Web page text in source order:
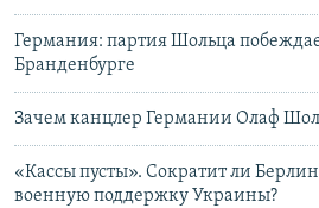
Германия: партия Шольца
Бранденбурге
Зачем канцлер Германии Олаф
«Кассы пусты». Сократит ли
военную поддержку Украины?